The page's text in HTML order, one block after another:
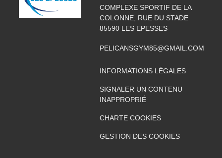
COMPLEXE SPORTIF DE LA
COLONNE, RUE DU STADE
85590 LES EPESSES
PELICANSGYM85@GMAIL.COM
INFORMATIONS LÉGALES
SIGNALER UN CONTENU
INAPPROPRIÉ
CHARTE COOKIES
GESTION DES COOKIES